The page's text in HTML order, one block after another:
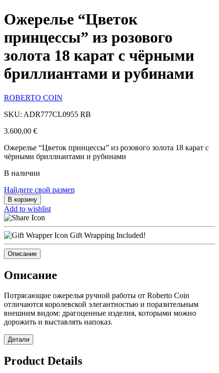
Ожерелье “Цветок
принцессы” из розового
золота 18 карат с чёрными
бриллиантами и рубинами
ROBERTO COIN
SKU: ADR777CL0955 RB
3.600,00 €
Ожерелье “Цветок принцессы” из розового золота 18 карат с
чёрными бриллиантами и рубинами
В наличии
Найдите свой размер
В корзину
Add to wishlist
Gift Wrapping Included!
Описание
Описание
Потрясающие ожерелья ручной работы от Roberto Coin
отличаются королевской элегантностью и поразительным
внешним видом: драгоценные изделия, которыми можно
дорожить и выставлять напоказ.
Детали
Product Details